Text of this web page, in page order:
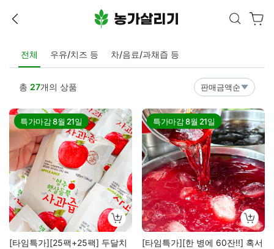
전체 우유/치즈 등 차/음료/과채즙 등
총 27개의 상품 판매금액순
특가마감8월 21일
[타임특가][25팩+25팩] 두달치
특가마감8월 21일
[타임특가][한 병에 60잔!!] 혹서